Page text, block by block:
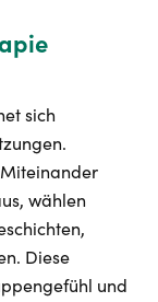
sich
wählen
Diese
und